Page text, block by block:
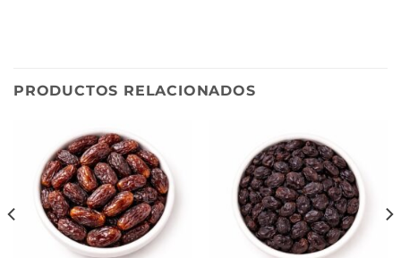
PRODUCTOS RELACIONADOS